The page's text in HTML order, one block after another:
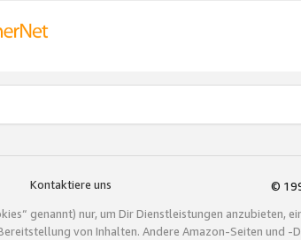
Kontaktiere uns
©
genannt) nur, um Dir Dienstleistungen anzubieten,
von Inhalten. Andere Amazon-Seiten und -